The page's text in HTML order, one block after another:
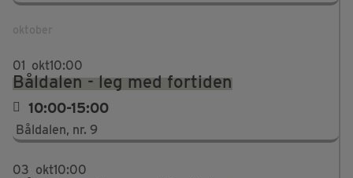
01 okt10:00
Båldalen - leg med fortiden
10:00-15:00
Båldalen, nr. 9
03 okt10:00